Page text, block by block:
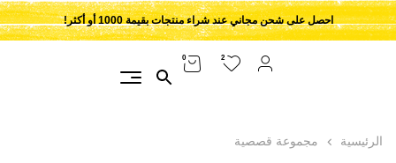
احصل على شحن مجاني عند شراء منتجات بقيمة 1000 أو أكثر!
2
0
الرئيسية مجموعة قصصية